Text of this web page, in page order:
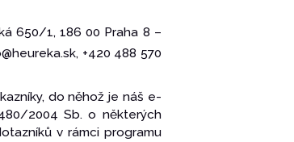
650/1, 186 00 Praha 8 –
+420 488 570
do něhož je náš e-
2004 Sb. o některých
v rámci programu